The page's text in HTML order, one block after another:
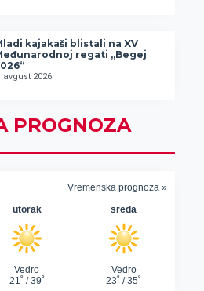
kajakaši blistali na XV
regati „Begej
avgust 2026.
PROGNOZA